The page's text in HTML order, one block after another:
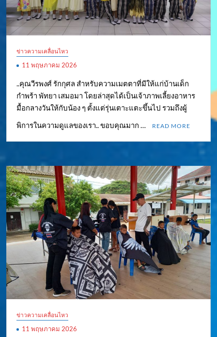
ข่าวความเคลื่อนไหว
11 พฤษภาคม 2026
..คุณวีรพงศ์ รักกุศล สำหรับความเมตตาที่มีให้แก่บ้านเด็ก
กำพร้า พัทยา เสมอมา โดยล่าสุดได้เป็นเจ้าภาพเลี้ยงอาหาร
มื้อกลางวันให้กับน้อง ๆ ตั้งแต่รุ่นเตาะแตะขึ้นไป รวมถึงผู้
พิการในความดูแลของเรา.. ขอบคุณมาก …
READ MORE
ข่าวความเคลื่อนไหว
11 พฤษภาคม 2026